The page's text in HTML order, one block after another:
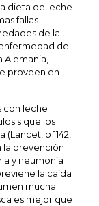
dieta de leche
fallas
de la
de
Alemania,
proveen en
con leche
que los
p 1142,
la prevención
y neumonía
la caída
mucha
es mejor que